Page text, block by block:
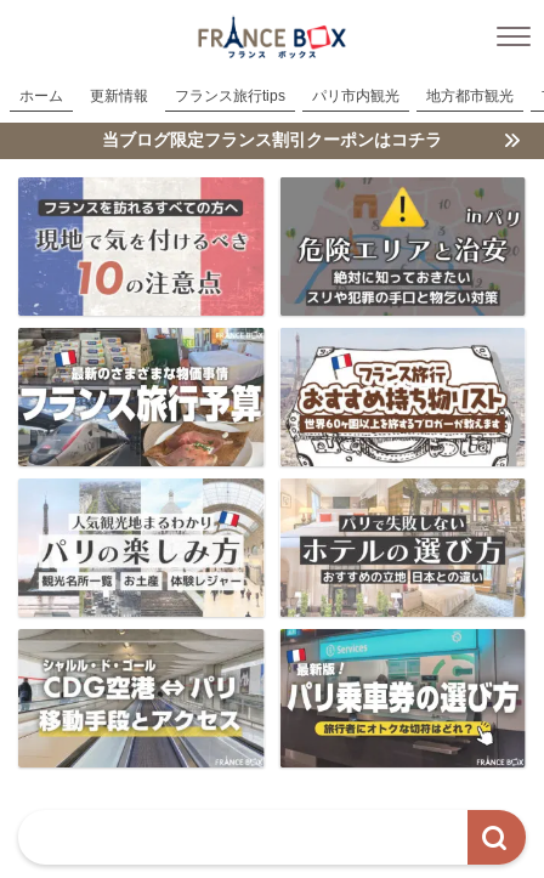
ホーム 更新情報 フランス旅行tips パリ市内観光 地方都市観光
当ブログ限定フランス割引クーポンはコチラ